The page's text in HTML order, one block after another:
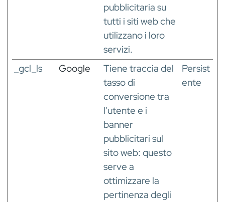
pubblicitaria su
tutti i siti web che
utilizzano i loro
servizi.
_gcl_ls Google
Tiene traccia del
tasso di
conversione tra
l'utente e i
banner
pubblicitari sul
sito web: questo
serve a
ottimizzare la
pertinenza degli
Persist
ente